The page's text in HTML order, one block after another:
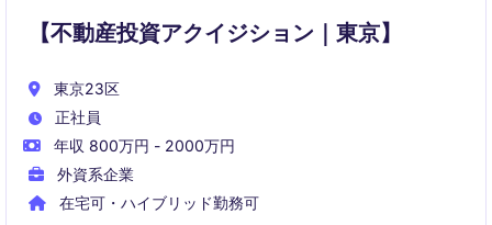
【不動産投資アクイジション｜東京】
東京23区
正社員
年収 800万円 - 2000万円
外資系企業
在宅可・ハイブリッド勤務可